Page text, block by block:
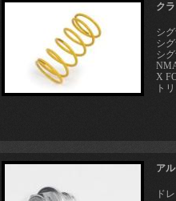
ク
シ
シ
シ
X
ト
ア
ド